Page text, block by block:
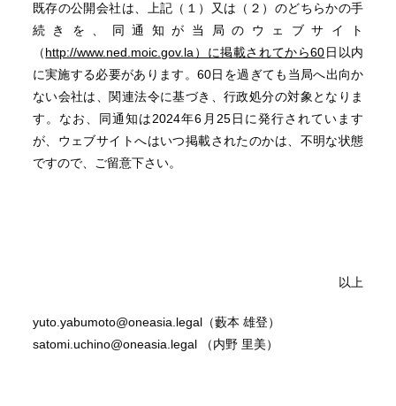
既存の公開会社は、上記（１）又は（２）のどちらかの手
続きを、同通知が当局のウェブサイト
（http://www.ned.moic.gov.la）に掲載されてから60日以内
に実施する必要があります。60日を過ぎても当局へ出向か
ない会社は、関連法令に基づき、行政処分の対象となりま
す。なお、同通知は2024年6月25日に発行されています
が、ウェブサイトへはいつ掲載されたのかは、不明な状態
ですので、ご留意下さい。
以上
yuto.yabumoto@oneasia.legal（藪本 雄登）
satomi.uchino@oneasia.legal （内野 里美）